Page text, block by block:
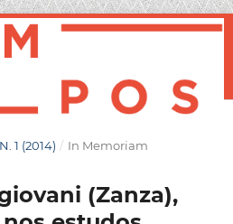
1 (2014) / In Memoriam
(Zanza),